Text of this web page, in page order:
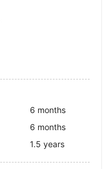
6 months
6 months
1.5 years